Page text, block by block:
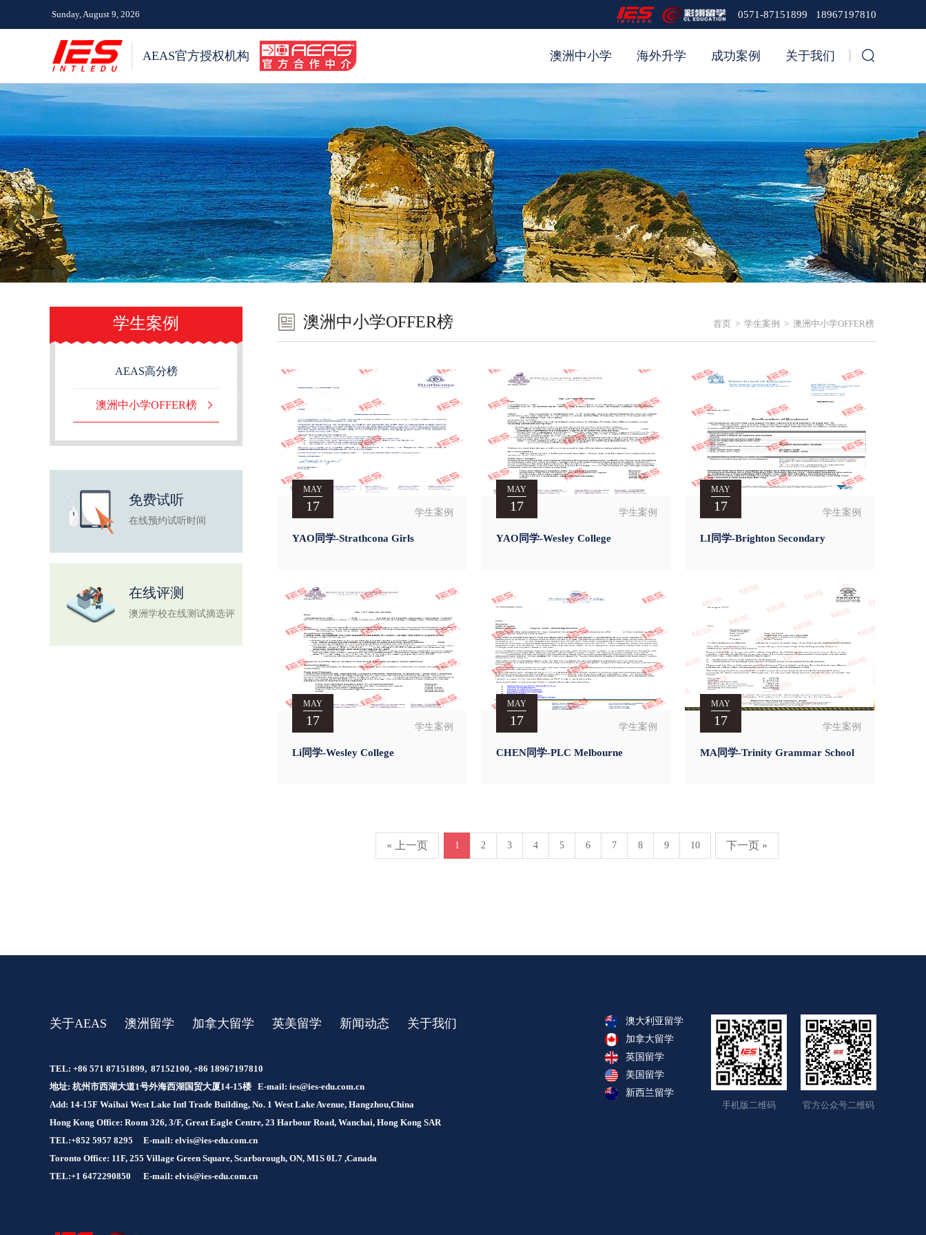
0571-87151899 18967197810
Sunday, August 9, 2026
AEAS官方授权机构 澳洲中小学 海外升学 成功案例 关于我们
AEAS高分榜
澳洲中小学OFFER榜
学生案例
免费试听
在线预约试听时间
在线评测
澳洲学校在线测试摘选评
澳洲中小学OFFER榜 首页 > 学生案例 > 澳洲中小学OFFER榜
学生案例
MAY
17
YAO同学-Strathcona Girls
学生案例
MAY
17
YAO同学-Wesley College
学生案例
MAY
17
LI同学-Brighton Secondary
学生案例
MAY
17
Li同学-Wesley College
学生案例
MAY
17
CHEN同学-PLC Melbourne
学生案例
MAY
17
MA同学-Trinity Grammar School
« 上一页 1 2 3 4 5 6 7 8 9 10 下一页 »
关于AEAS 澳洲留学 加拿大留学 英美留学 新闻动态 关于我们
TEL: +86 571 87151899, 87152100, +86 18967197810
地址: 杭州市西湖大道1号外海西湖国贸大厦14-15楼 E-mail: ies@ies-edu.com.cn
Add: 14-15F Waihai West Lake Intl Trade Building, No. 1 West Lake Avenue, Hangzhou,China
Hong Kong Office: Room 326, 3/F, Great Eagle Centre, 23 Harbour Road, Wanchai, Hong Kong SAR
TEL:+852 5957 8295
E-mail: elvis@ies-edu.com.cn
Toronto Office: 11F, 255 Village Green Square, Scarborough, ON, M1S 0L7 ,Canada
TEL:+1 6472290850 E-mail: elvis@ies-edu.com.cn
澳大利亚留学
加拿大留学
英国留学
美国留学
新西兰留学
手机版二维码
官方公众号二维码